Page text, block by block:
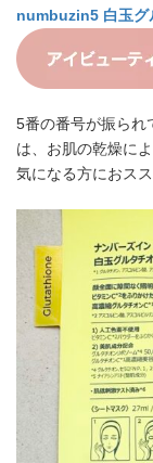
numbuzin5 白玉グ
5番の番号が振られ
は、お肌の乾燥に
気になる方におス